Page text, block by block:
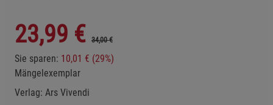
23,99 € 34,00 €
Sie sparen: 10,01 € (29%)
Mängelexemplar
Verlag: Ars Vivendi